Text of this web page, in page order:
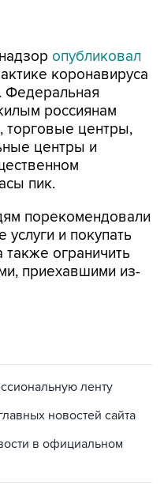
Федеральная
россиянам
центры,
центры и
пик.
порекомендовали
также ограничить
приехавшими из-
новостей сайта
в официальном